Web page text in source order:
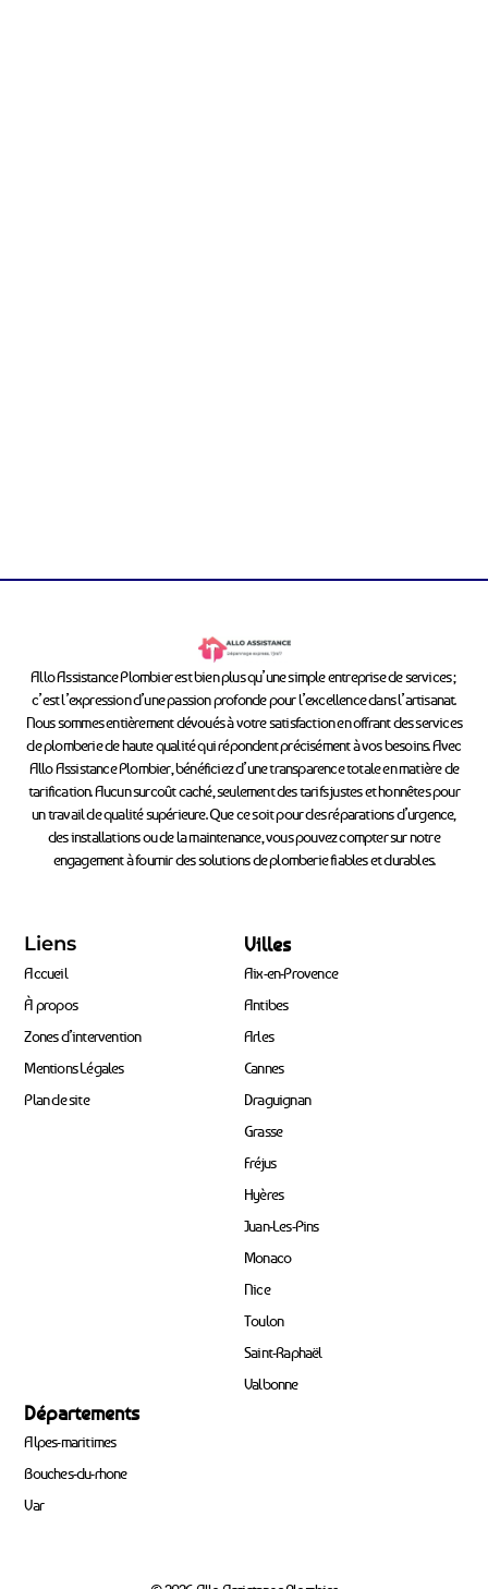
Allo Assistance Plombier est bien plus qu’une simple entreprise de services ;
c’est l’expression d’une passion profonde pour l’excellence dans l’artisanat.
Nous sommes entièrement dévoués à votre satisfaction en offrant des services
de plomberie de haute qualité qui répondent précisément à vos besoins. Avec
Allo Assistance Plombier, bénéficiez d’une transparence totale en matière de
tarification. Aucun surcoût caché, seulement des tarifs justes et honnêtes pour
un travail de qualité supérieure. Que ce soit pour des réparations d’urgence,
des installations ou de la maintenance, vous pouvez compter sur notre
engagement à fournir des solutions de plomberie fiables et durables.
Liens
Accueil
À propos
Zones d’intervention
Mentions Légales
Plan de site
Villes
Aix-en-Provence
Antibes
Arles
Cannes
Draguignan
Grasse
Fréjus
Hyères
Juan-Les-Pins
Monaco
Nice
Toulon
Saint-Raphaël
Valbonne
Départements
Alpes-maritimes
Bouches-du-rhone
Var